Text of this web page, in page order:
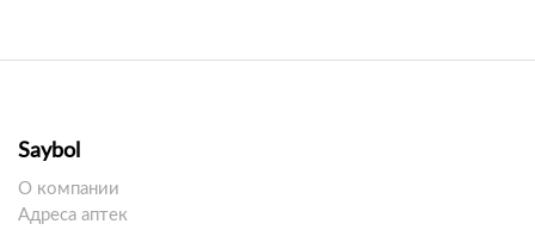
Saybol
О компании
Адреса аптек